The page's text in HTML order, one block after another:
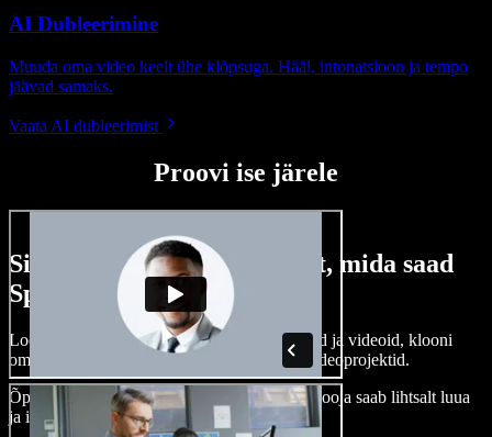
AI Dubleerimine
Muuda oma video keelt ühe klõpsuga. Hääl, intonatsioon ja tempo
jäävad samaks.
Vaata AI dubleerimist
Proovi ise järele
Siin on vaid väike osa sellest, mida saad
Speechify Studioga teha.
Loo voice-over’eid, kasuta tasuta pilte, helisid ja videoid, klooni
oma häält ja pane kokku terviklikud audio-videoprojektid.
Õppimiskõver puudub, kõik töötab veebis – looja saab lihtsalt luua
ja ideed kiiresti ellu viia.